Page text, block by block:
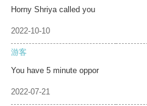
Horny Shriya called you
2022-10-10
游客
You have 5 minute oppor
2022-07-21